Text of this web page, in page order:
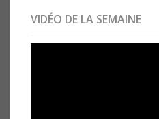
VIDÉO DE LA SEMAINE